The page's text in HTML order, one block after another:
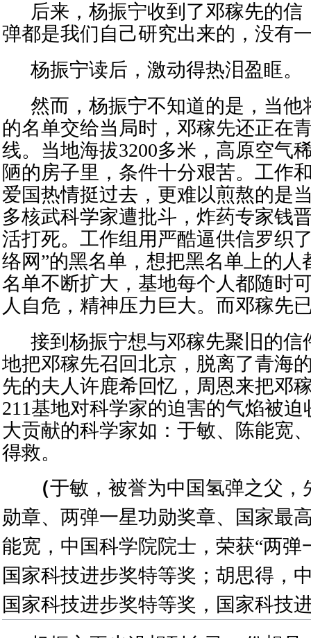
后来，杨振宁收到了邓稼先的信
弹都是我们自己研究出来的，没有
杨振宁读后 ，激动得热泪盈眶。
然而，杨振宁不知道的是，当他
的名单交给当局时， 邓稼先还正在
线。当地海拔3200多米，高原空气
陋的房子里，条件十分艰苦。工作
爱国热情挺过去，更难以煎熬的是
多核武科学家遭批斗，炸药专家钱
活打死。 工作组用严酷逼供信罗织
络网”的黑名单，想把黑名单上的人
名单不断扩大，基地每个人都随时
人自危，精神压力巨大。而邓稼先
接到 杨振宁想与邓稼先聚旧 的信
地把邓稼先召回北京，脱离了青海
先的夫人许鹿希回忆， 周恩来把邓
211基地对科学家的迫害的气焰被
大贡献的科学家如： 于敏、 陈能宽
得救。
（于敏，被誉为中国氢弹之父，
勋章、 两弹一星功勋奖章、
国家最
能宽， 中国科学院院士 ，荣获“两
国家科技进步奖特等奖 ； 胡思得 ，
国家科技进步奖特等奖，国家科技